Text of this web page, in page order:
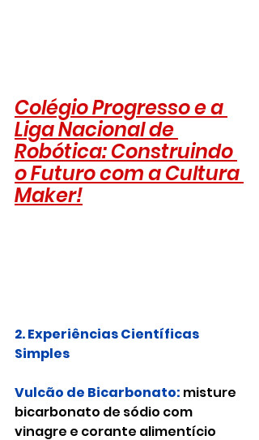
Colégio Progresso e a
Liga Nacional de
Robótica: Construindo
o Futuro com a Cultura
Maker!
2. Experiências Científicas
Simples
Vulcão de Bicarbonato: misture
bicarbonato de sódio com
vinagre e corante alimentício